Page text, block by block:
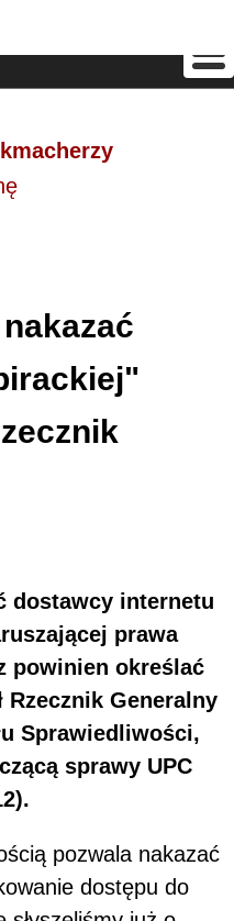
dostawcy internetu
prawa
powinien określać
Rzecznik Generalny
Sprawiedliwości,
sprawy UPC
pozwala nakazać
dostępu do